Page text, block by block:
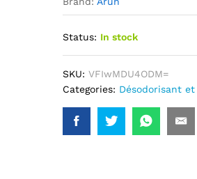
Status: In stock
SKU: VFIwMDU4ODM=
Categories: Désodorisant